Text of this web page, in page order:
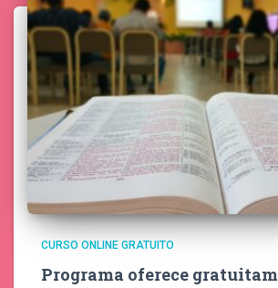
CURSO ONLINE GRATUITO
Programa oferece